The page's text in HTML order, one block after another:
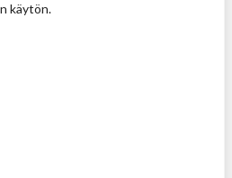
käytön.